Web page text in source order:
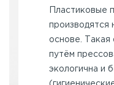
Пластиковые
производятся
основе. Такая
путём
экологична и